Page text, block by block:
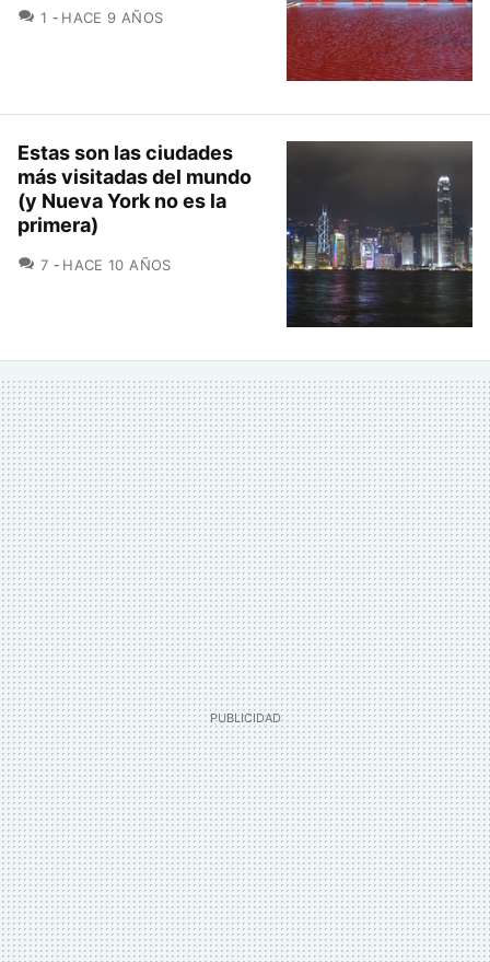
1 COMENTARIOS
HACE 9 AÑOS
Estas son las ciudades
más visitadas del mundo
(y Nueva York no es la
primera)
7 COMENTARIOS
HACE 10 AÑOS